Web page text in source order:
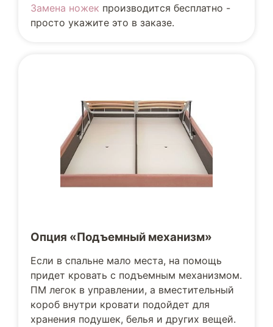
Замена ножек производится бесплатно -
просто укажите это в заказе.
Опция «Подъемный механизм»
Если в спальне мало места, на помощь
придет кровать с подъемным механизмом.
ПМ легок в управлении, а вместительный
короб внутри кровати подойдет для
хранения подушек, белья и других вещей.